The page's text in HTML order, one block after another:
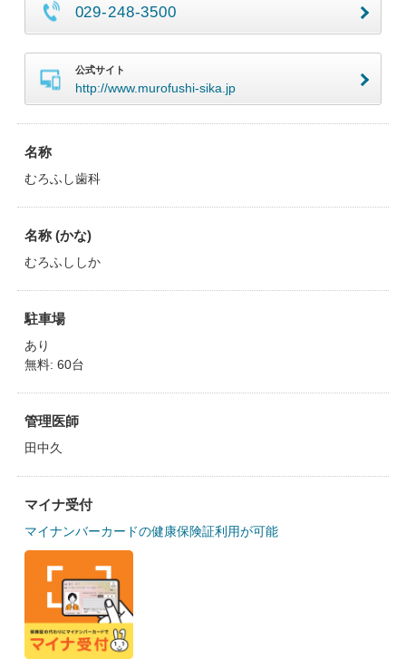
029-248-3500
公式サイト
http://www.murofushi-sika.jp
名称
むろふし歯科
名称 (かな)
むろふししか
駐車場
あり
無料: 60台
管理医師
田中久
マイナ受付
マイナンバーカードの健康保険証利用が可能